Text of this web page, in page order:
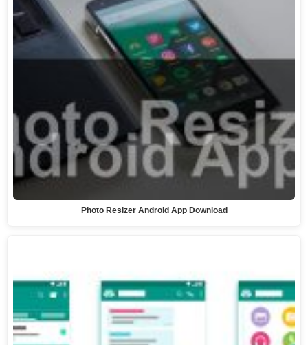
Photo Resizer Android App Download